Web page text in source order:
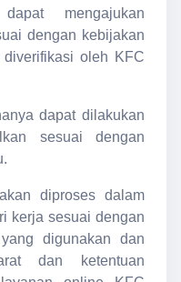
mengajukan
dengan kebijakan
oleh KFC
dapat dilakukan
sesuai dengan
diproses dalam
kerja sesuai dengan
digunakan dan
dan ketentuan